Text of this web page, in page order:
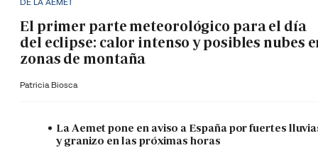
El primer parte meteorológico para el día
del eclipse: calor intenso y posibles nubes
zonas de montaña
Patricia Biosca
La Aemet pone en aviso a España por fuertes
y granizo en las próximas horas